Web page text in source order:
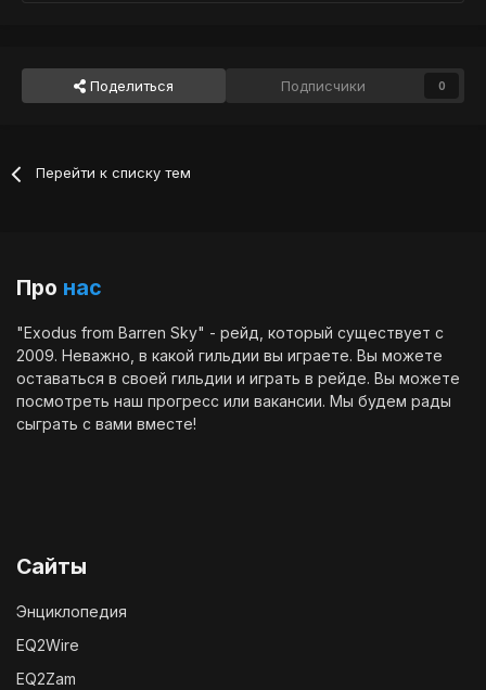
Поделиться Подписчики 0
Перейти к списку тем
Про нас
"Exodus from Barren Sky" - рейд, который существует с
2009. Неважно, в какой гильдии вы играете. Вы можете
оставаться в своей гильдии и играть в рейде. Вы можете
посмотреть наш прогресс или вакансии. Мы будем рады
сыграть с вами вместе!
Сайты
Энциклопедия
EQ2Wire
EQ2Zam